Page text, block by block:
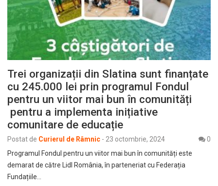
Trei organizații din Slatina sunt finanțate
cu 245.000 lei prin programul Fondul
pentru un viitor mai bun în comunități
pentru a implementa inițiative
comunitare de educație
Postat de Curierul de Râmnic - 23 octombrie, 2024
0
Programul Fondul pentru un viitor mai bun în comunități este
demarat de către Lidl România, în parteneriat cu Federația
Fundațiile…